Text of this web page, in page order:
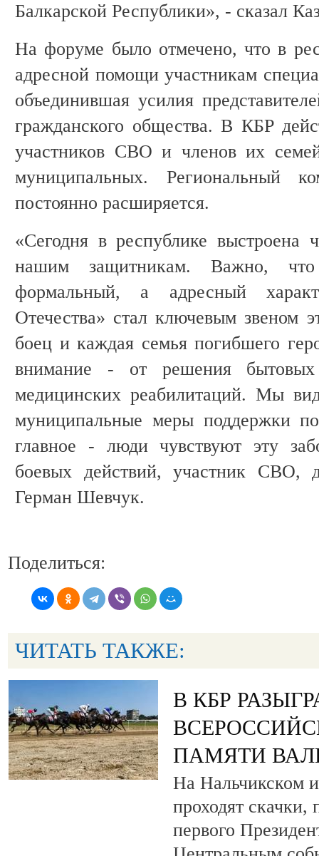
Балкарской Республики», - сказал
На форуме было отмечено, что в
адресной помощи участникам
объединившая усилия
гражданского общества. В КБР
участников СВО и членов их
муниципальных. Региональный
постоянно расширяется.
«Сегодня в республике выстроена
нашим защитникам. Важно,
формальный, а адресный
Отечества» стал ключевым звеном
боец и каждая семья погибшего
внимание - от решения
медицинских реабилитаций. Мы
муниципальные меры поддержки
главное - люди чувствуют эту
боевых действий, участник СВО,
Герман Шевчук.
Поделиться:
ЧИТАТЬ ТАКЖЕ:
В КБР
ПАМЯТИ
На Нальчикском
проходят
первого